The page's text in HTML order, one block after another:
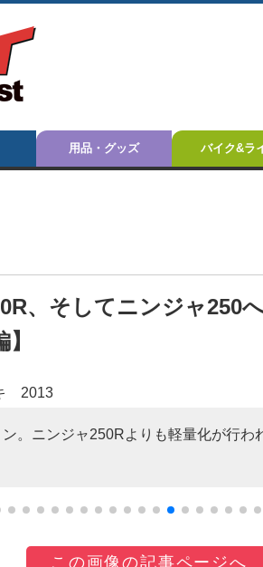
用品・グッズ バイク&ラ
、そしてニンジャ250
。ニンジャ250Rよりも軽量化が行わ
この画像の記事ページへ